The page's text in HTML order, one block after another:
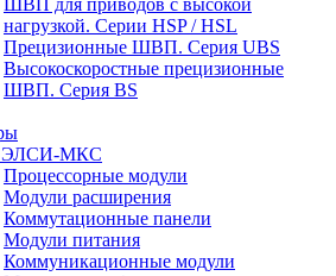
ШВП для приводов с высокой
нагрузкой. Серии HSP / HSL
Прецизионные ШВП. Серия UBS
Высокоскоростные прецизионные
ШВП. Серия BS
МКС
Процессорные модули
Модули расширения
Коммутационные панели
Модули питания
Коммуникационные модули